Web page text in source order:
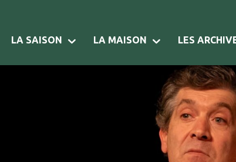
LA SAISON LA MAISON LES